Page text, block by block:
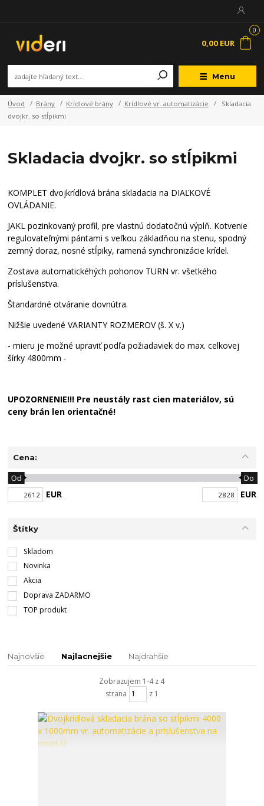
Menu
0
0,00 EUR
Úvod Brány Krídlové brány Krídlové vr. automatizácie
Skladacia
dvojkr. so stĺpikmi
Skladacia dvojkr. so stĺpikmi
KOMPLET dvojkrídlová brána skladacia na DIAĽKOVÉ
OVLÁDANIE.
JAKL pozinkovaný profil, pre vlastnú dodatočnú výplň. Kotvenie
regulovateľnými pántami s veľkou základňou na stenu, spodný
zemný doraz, nosné stĺpiky, ramená synchronizácie krídel.
Zostava automatickéhých pohonov TURN vr. všetkého
príslušenstva.
Štandardné otváranie dovnútra.
Nižšie uvedené VARIANTY ROZMEROV (š. X v.)
- mieru je možné upraviť podľa požiadaviek do max. celkovej
šírky 4800mm -
UPOZORNENIE!!! Pre neustály rast cien materiálov, sú
ceny brán len orientačné!
Cena:
EUR
Od Do
EUR
Štítky
Skladom
Novinka
Akcia
Doprava ZADARMO
TOP produkt
Najnovšie Najlacnejšie Najdrahšie
Zobrazujem 1-4 z 4
strana
z 1